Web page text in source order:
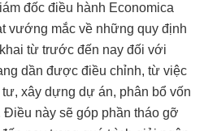
đốc điều hành Economica
vướng mắc về những quy định
từ trước đến nay đối với
dần được điều chỉnh, từ việc
xây dựng dự án, phân bổ vốn
Điều này sẽ góp phần tháo gỡ